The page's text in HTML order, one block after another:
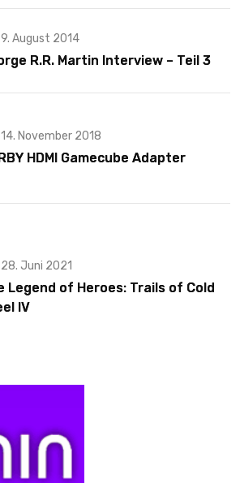
9. August 2014
R.R. Martin Interview – Teil 3
14. November 2018
HDMI Gamecube Adapter
28. Juni 2021
Legend of Heroes: Trails of Cold
IV